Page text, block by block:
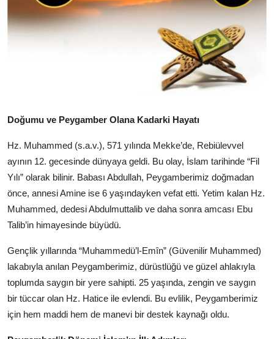
KISSADAN HİSSE
Doğumu ve Peygamber Olana Kadarki Hayatı
Hz. Muhammed (s.a.v.), 571 yılında Mekke’de, Rebiülevvel
ayının 12. gecesinde dünyaya geldi. Bu olay, İslam tarihinde “Fil
Yılı” olarak bilinir. Babası Abdullah, Peygamberimiz doğmadan
önce, annesi Amine ise 6 yaşındayken vefat etti. Yetim kalan Hz.
Muhammed, dedesi Abdulmuttalib ve daha sonra amcası Ebu
Talib’in himayesinde büyüdü.
Gençlik yıllarında “Muhammedü’l-Emîn” (Güvenilir Muhammed)
lakabıyla anılan Peygamberimiz, dürüstlüğü ve güzel ahlakıyla
toplumda saygın bir yere sahipti. 25 yaşında, zengin ve saygın
bir tüccar olan Hz. Hatice ile evlendi. Bu evlilik, Peygamberimiz
için hem maddi hem de manevi bir destek kaynağı oldu.